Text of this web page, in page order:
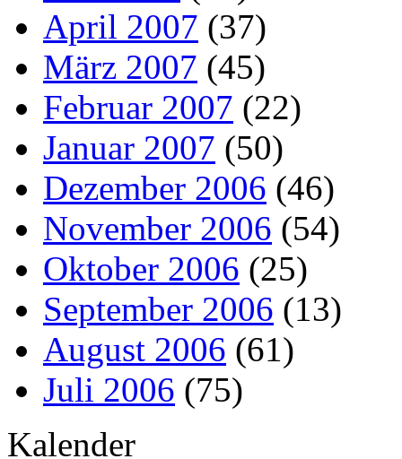
April 2007 (37)
März 2007 (45)
Februar 2007 (22)
Januar 2007 (50)
Dezember 2006 (46)
November 2006 (54)
Oktober 2006 (25)
September 2006 (13)
August 2006 (61)
Juli 2006 (75)
Kalender